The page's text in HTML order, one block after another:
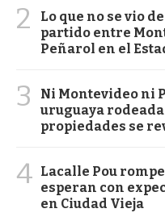
2
Lo que no se vio
partido entre
Peñarol en el
3
Ni Montevideo ni
uruguaya
propiedades se
4 Lacalle Pou
esperan con
en Ciudad Vieja